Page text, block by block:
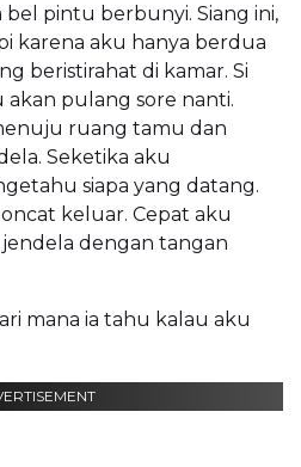
pintu berbunyi. Siang ini,
karena aku hanya berdua
beristirahat di kamar. Si
akan pulang sore nanti.
ruang tamu dan
Seketika aku
siapa yang datang.
keluar. Cepat aku
dengan tangan
mana ia tahu kalau aku